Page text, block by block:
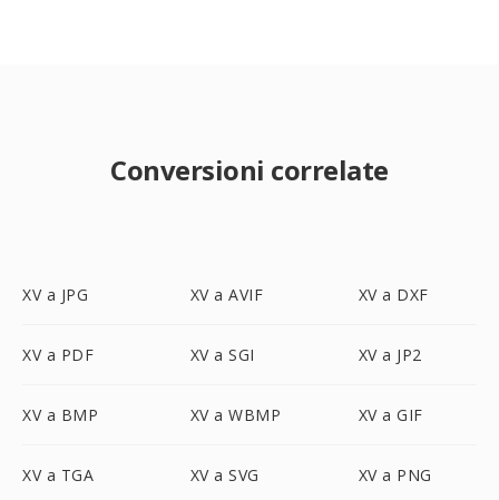
Conversioni correlate
XV a JPG XV a AVIF XV a DXF
XV a PDF XV a SGI XV a JP2
XV a BMP XV a WBMP XV a GIF
XV a TGA XV a SVG XV a PNG